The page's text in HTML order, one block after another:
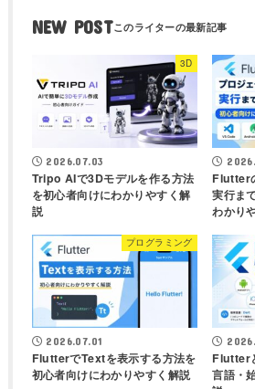
NEW POST
3D
2026.07.03
Tripo AIで3Dモデルを作る方法
を初心者向けにわかりやすく解
説
Flutter
実行ま
わかり
プログラミング
2026.07.01
FlutterでTextを表示する方法を
初心者向けにわかりやすく解説
Flutter
言語・